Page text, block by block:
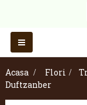
Toggle
navigation
Acasa
> Flori >
Duftzanber